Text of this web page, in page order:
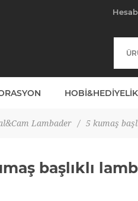
Lambader / 5 kumaş
başlıklı